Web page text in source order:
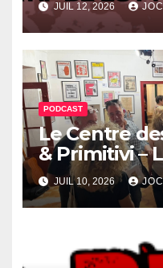
JUIL 12, 2026
PODCAST
Le Centre
& Primitivi –
JUIL 10, 2026